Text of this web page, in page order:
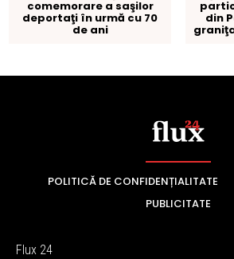
POLITICĂ DE CONFIDENȚIALITATE
PUBLICITATE
Flux 24